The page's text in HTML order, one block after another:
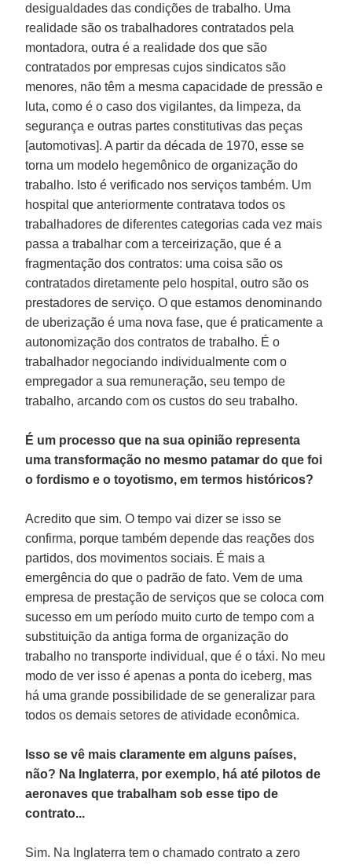
desigualdades das condições de trabalho. Uma
realidade são os trabalhadores contratados pela
montadora, outra é a realidade dos que são
contratados por empresas cujos sindicatos são
menores, não têm a mesma capacidade de pressão e
luta, como é o caso dos vigilantes, da limpeza, da
segurança e outras partes constitutivas das peças
[automotivas]. A partir da década de 1970, esse se
torna um modelo hegemônico de organização do
trabalho. Isto é verificado nos serviços também. Um
hospital que anteriormente contratava todos os
trabalhadores de diferentes categorias cada vez mais
passa a trabalhar com a terceirização, que é a
fragmentação dos contratos: uma coisa são os
contratados diretamente pelo hospital, outro são os
prestadores de serviço. O que estamos denominando
de uberização é uma nova fase, que é praticamente a
autonomização dos contratos de trabalho. É o
trabalhador negociando individualmente com o
empregador a sua remuneração, seu tempo de
trabalho, arcando com os custos do seu trabalho.
É um processo que na sua opinião representa
uma transformação no mesmo patamar do que foi
o fordismo e o toyotismo, em termos históricos?
Acredito que sim. O tempo vai dizer se isso se
confirma, porque também depende das reações dos
partidos, dos movimentos sociais. É mais a
emergência do que o padrão de fato. Vem de uma
empresa de prestação de serviços que se coloca com
sucesso em um período muito curto de tempo com a
substituição da antiga forma de organização do
trabalho no transporte individual, que é o táxi. No meu
modo de ver isso é apenas a ponta do iceberg, mas
há uma grande possibilidade de se generalizar para
todos os demais setores de atividade econômica.
Isso se vê mais claramente em alguns países,
não? Na Inglaterra, por exemplo, há até pilotos de
aeronaves que trabalham sob esse tipo de
contrato...
Sim. Na Inglaterra tem o chamado contrato a zero